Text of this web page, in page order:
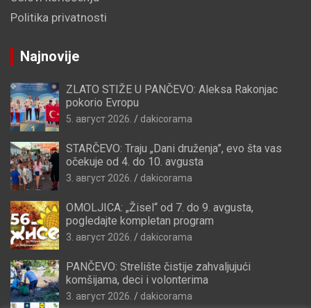
Politika privatnosti
Najnovije
ZLATO STIŽE U PANČEVO: Aleksa Rakonjac
pokorio Evropu
5. август 2026. dakicorama
STARČEVO: Traju „Dani druženja”, evo šta vas
očekuje od 4. do 10. avgusta
3. август 2026. dakicorama
OMOLJICA: „Žisel“ od 7. do 9. avgusta,
pogledajte kompletan program
3. август 2026. dakicorama
PANČEVO: Strelište čistije zahvaljujući
komšijama, deci i volonterima
3. август 2026. dakicorama